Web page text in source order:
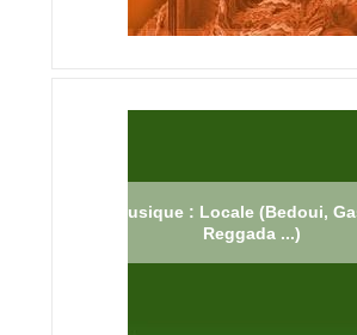
Musique : Locale (Bedoui,
Reggada ...)